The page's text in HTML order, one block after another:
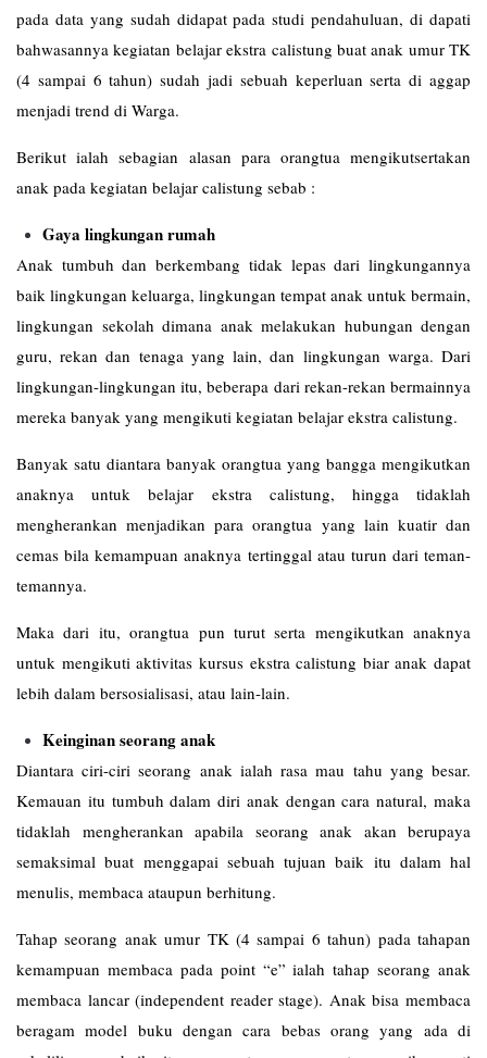
pada data yang sudah didapat pada studi pendahuluan, di dapati
bahwasannya kegiatan belajar ekstra calistung buat anak umur TK
(4 sampai 6 tahun) sudah jadi sebuah keperluan serta di aggap
menjadi trend di Warga.
Berikut ialah sebagian alasan para orangtua mengikutsertakan
anak pada kegiatan belajar calistung sebab :
Gaya lingkungan rumah
Anak tumbuh dan berkembang tidak lepas dari lingkungannya
baik lingkungan keluarga, lingkungan tempat anak untuk bermain,
lingkungan sekolah dimana anak melakukan hubungan dengan
guru, rekan dan tenaga yang lain, dan lingkungan warga. Dari
lingkungan-lingkungan itu, beberapa dari rekan-rekan bermainnya
mereka banyak yang mengikuti kegiatan belajar ekstra calistung.
Banyak satu diantara banyak orangtua yang bangga mengikutkan
anaknya untuk belajar ekstra calistung, hingga tidaklah
mengherankan menjadikan para orangtua yang lain kuatir dan
cemas bila kemampuan anaknya tertinggal atau turun dari teman-
temannya.
Maka dari itu, orangtua pun turut serta mengikutkan anaknya
untuk mengikuti aktivitas kursus ekstra calistung biar anak dapat
lebih dalam bersosialisasi, atau lain-lain.
Keinginan seorang anak
Diantara ciri-ciri seorang anak ialah rasa mau tahu yang besar.
Kemauan itu tumbuh dalam diri anak dengan cara natural, maka
tidaklah mengherankan apabila seorang anak akan berupaya
semaksimal buat menggapai sebuah tujuan baik itu dalam hal
menulis, membaca ataupun berhitung.
Tahap seorang anak umur TK (4 sampai 6 tahun) pada tahapan
kemampuan membaca pada point “e” ialah tahap seorang anak
membaca lancar (independent reader stage). Anak bisa membaca
beragam model buku dengan cara bebas orang yang ada di